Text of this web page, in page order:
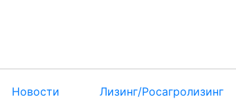
Новости Лизинг/Росагролизинг